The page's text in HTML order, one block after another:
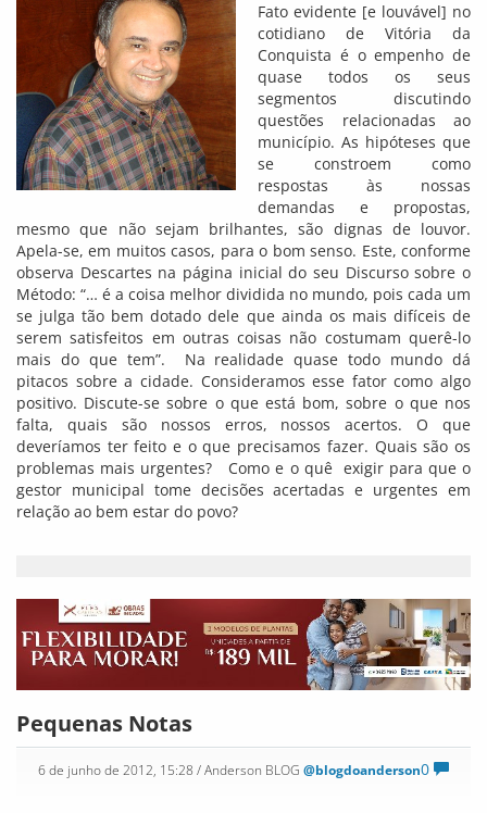
Fato evidente [e louvável] no
cotidiano de Vitória da
Conquista é o empenho de
quase todos os seus
segmentos discutindo
questões relacionadas ao
município. As hipóteses que
se constroem como
respostas às nossas
demandas e propostas,
mesmo que não sejam brilhantes, são dignas de louvor.
Apela-se, em muitos casos, para o bom senso. Este, conforme
observa Descartes na página inicial do seu Discurso sobre o
Método: “… é a coisa melhor dividida no mundo, pois cada um
se julga tão bem dotado dele que ainda os mais difíceis de
serem satisfeitos em outras coisas não costumam querê-lo
mais do que tem”. Na realidade quase todo mundo dá
pitacos sobre a cidade. Consideramos esse fator como algo
positivo. Discute-se sobre o que está bom, sobre o que nos
falta, quais são nossos erros, nossos acertos. O que
deveríamos ter feito e o que precisamos fazer. Quais são os
problemas mais urgentes? Como e o quê exigir para que o
gestor municipal tome decisões acertadas e urgentes em
relação ao bem estar do povo?
Pequenas Notas
0
6 de junho de 2012, 15:28 / Anderson BLOG @blogdoanderson